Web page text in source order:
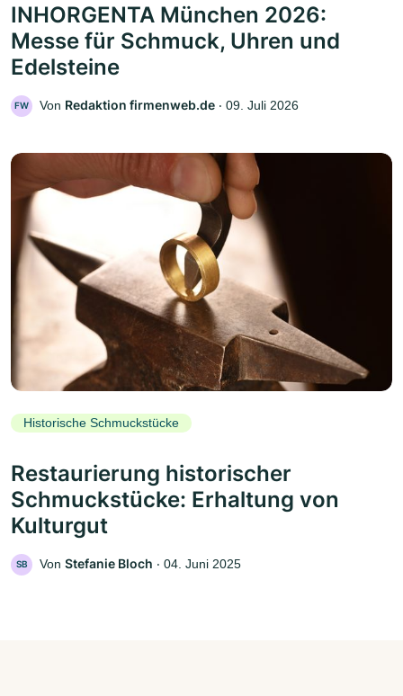
INHORGENTA München 2026:
Messe für Schmuck, Uhren und
Edelsteine
FW Von Redaktion firmenweb.de ‧ 09. Juli 2026
Historische Schmuckstücke
Restaurierung historischer
Schmuckstücke: Erhaltung von
Kulturgut
SB Von Stefanie Bloch ‧ 04. Juni 2025